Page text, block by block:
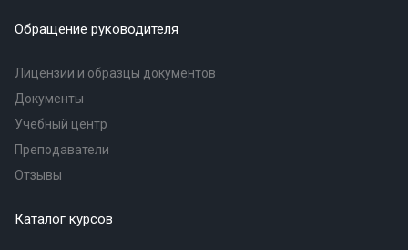
Обращение руководителя
Лицензии и образцы документов
Документы
Учебный центр
Преподаватели
Отзывы
Каталог курсов